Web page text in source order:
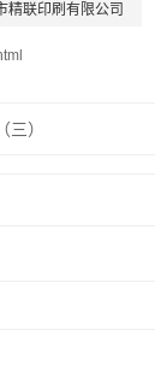
精联印刷有限公司
）